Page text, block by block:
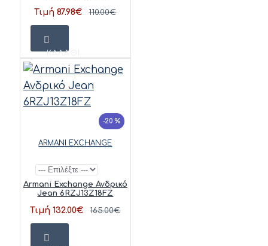
Τιμή 87.98€ 110.00€
ΚΑΛΆΘΙ
-20 %
ARMANI EXCHANGE
Armani Exchange Ανδρικό
Jean 6RZJ13Z18FZ
Τιμή 132.00€ 165.00€